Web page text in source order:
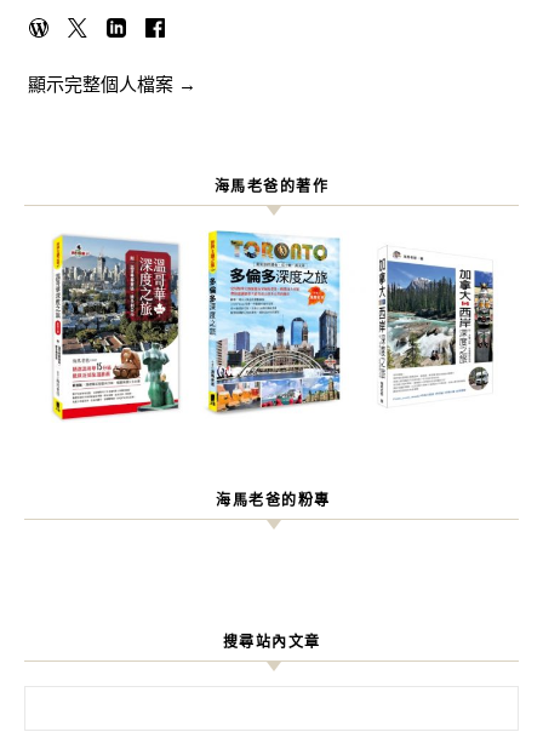
顯示完整個人檔案 →
海馬老爸的著作
海馬老爸的粉專
搜尋站內文章